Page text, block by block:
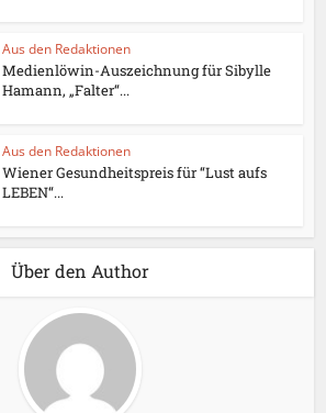
Aus den Redaktionen
Medienlöwin-Auszeichnung für Sibylle
Hamann, „Falter“...
Aus den Redaktionen
Wiener Gesundheitspreis für “Lust aufs
LEBEN“...
Über den Author